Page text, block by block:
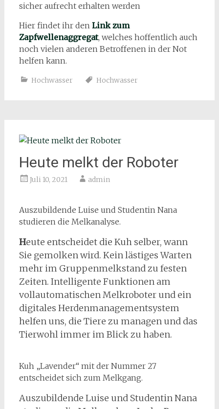
sicher aufrecht erhalten werden
Hier findet ihr den Link zum
Zapfwellenaggregat, welches hoffentlich auch
noch vielen anderen Betroffenen in der Not
helfen kann.
Hochwasser Hochwasser
Heute melkt der Roboter
Juli 10, 2021 admin
Auszubildende Luise und Studentin Nana
studieren die Melkanalyse.
Heute entscheidet die Kuh selber, wann
Sie gemolken wird. Kein lästiges Warten
mehr im Gruppenmelkstand zu festen
Zeiten. Intelligente Funktionen am
vollautomatischen Melkroboter und ein
digitales Herdenmanagementsystem
helfen uns, die Tiere zu managen und das
Tierwohl immer im Blick zu haben.
Kuh „Lavender“ mit der Nummer 27
entscheidet sich zum Melkgang.
Auszubildende Luise und Studentin Nana